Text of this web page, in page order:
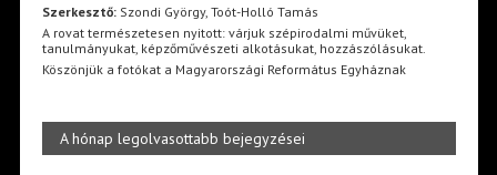
Szerkesztő:Szondi György, Toót-Holló Tamás
A rovat természetesen nyitott: várjuk szépirodalmi művüket,
tanulmányukat, képzőművészeti alkotásukat, hozzászólásukat.
Köszönjük a fotókat a Magyarországi Református Egyháznak
A hónap legolvasottabb bejegyzései